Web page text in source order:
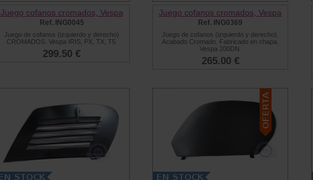
Juego cofanos cromados, Vespa
Ref. ING0045
Juego de cofanos (izquierdo y derecho)
CROMADOS. Vespa IRIS, PX, TX, T5.
299.50 €
Juego cofanos cromados, Vespa
Ref. ING0369
Juego de cofanos (izquierdo y derecho).
Acabado Cromado. Fabricado en chapa.
Vespa 200DN.
265.00 €